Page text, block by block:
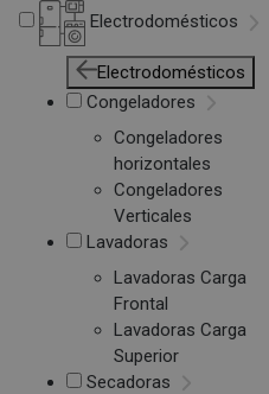
Electrodomésticos
Electrodomésticos
Congeladores
Congeladores
horizontales
Congeladores
Verticales
Lavadoras
Lavadoras Carga
Frontal
Lavadoras Carga
Superior
Secadoras